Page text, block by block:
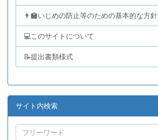
👨‍🏫いじめの防止等のための基本的な方針
💻このサイトについて
📝提出書類様式
サイト内検索